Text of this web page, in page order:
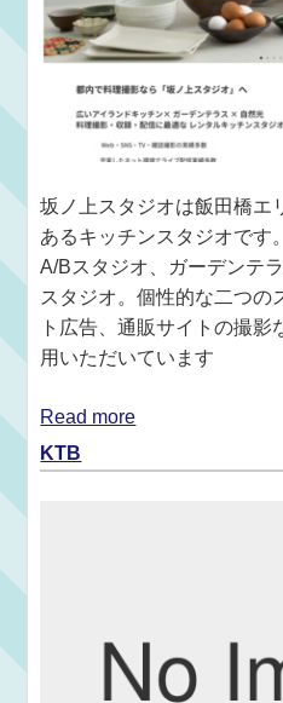
坂ノ上スタジオは飯田橋エ
あるキッチンスタジオです
A/Bスタジオ、ガーデンテ
スタジオ。個性的な二つの
ト広告、通販サイトの撮影
用いただいています
Read more
KTB